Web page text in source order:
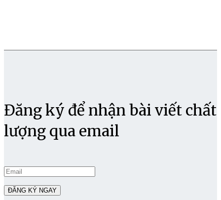
Đăng ký để nhận bài viết chất
lượng qua email